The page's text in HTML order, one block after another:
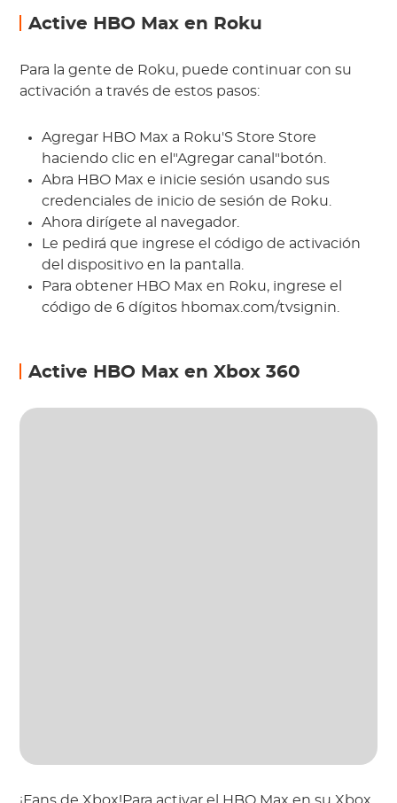
Active HBO Max en Roku
Para la gente de Roku, puede continuar con su
activación a través de estos pasos:
Agregar HBO Max a Roku'S Store Store
haciendo clic en el"Agregar canal"botón.
Abra HBO Max e inicie sesión usando sus
credenciales de inicio de sesión de Roku.
Ahora dirígete al navegador.
Le pedirá que ingrese el código de activación
del dispositivo en la pantalla.
Para obtener HBO Max en Roku, ingrese el
código de 6 dígitos hbomax.com/tvsignin.
Active HBO Max en Xbox 360